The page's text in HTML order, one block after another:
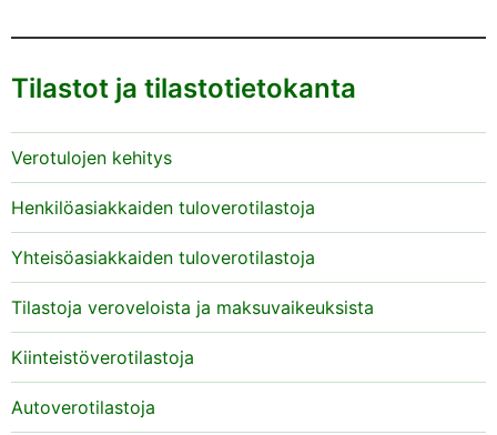
Tilastot ja tilastotietokanta
Verotulojen kehitys
Henkilöasiakkaiden tuloverotilastoja
Yhteisöasiakkaiden tuloverotilastoja
Tilastoja veroveloista ja maksuvaikeuksista
Kiinteistöverotilastoja
Autoverotilastoja